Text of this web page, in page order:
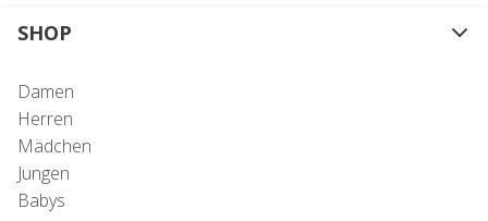
SHOP
Damen
Herren
Mädchen
Jungen
Babys